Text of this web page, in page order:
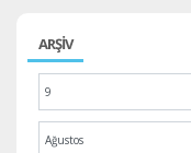
ARŞİV